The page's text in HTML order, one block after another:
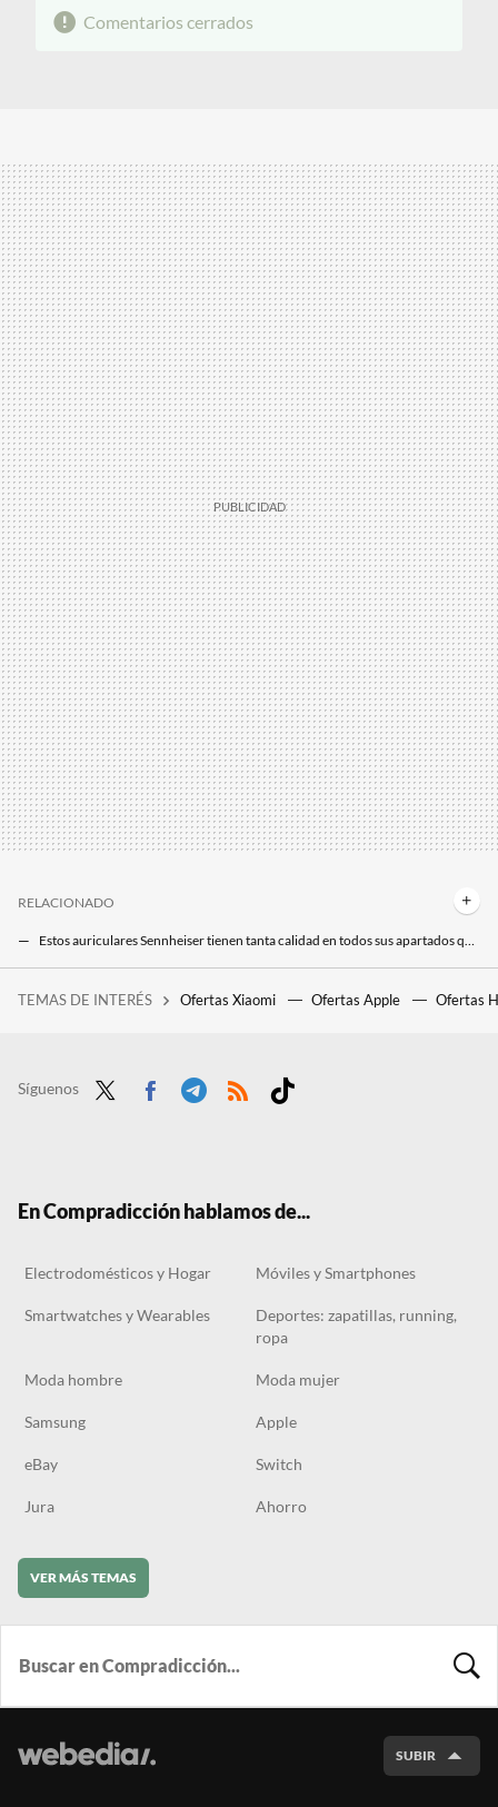
Comentarios cerrados
RELACIONADO
Estos auriculares Sennheiser tienen tanta calidad en todos sus apartados que se utilizan en estudios profesionales de música
TEMAS DE INTERÉS Ofertas Xiaomi Ofertas Apple Ofertas
Síguenos
En Compradicción hablamos de...
Electrodomésticos y Hogar Móviles y Smartphones
Smartwatches y Wearables
Deportes: zapatillas, running,
ropa
Moda hombre Moda mujer
Samsung Apple
eBay Switch
Jura Ahorro
VER MÁS TEMAS
SUBIR